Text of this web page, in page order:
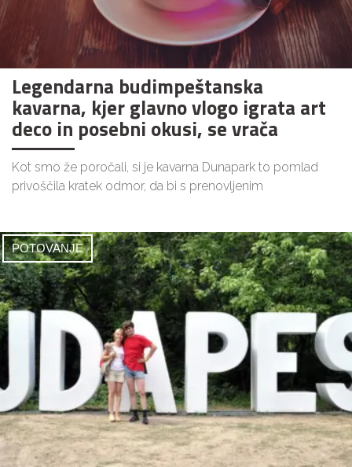
Legendarna budimpeštanska
kavarna, kjer glavno vlogo igrata art
deco in posebni okusi, se vrača
Kot smo že poročali, si je kavarna Dunapark to pomlad
privoščila kratek odmor, da bi s prenovljenim
POTOVANJE